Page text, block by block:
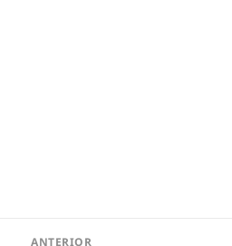
ANTERIOR